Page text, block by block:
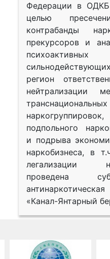
Федерации в
целью
контрабанды
прекурсоров и
регион
нейтрализации
транснациональных
подпольного
и подрыва
наркобизнеса, в
легализации
проведена
«Канал-Янтарный